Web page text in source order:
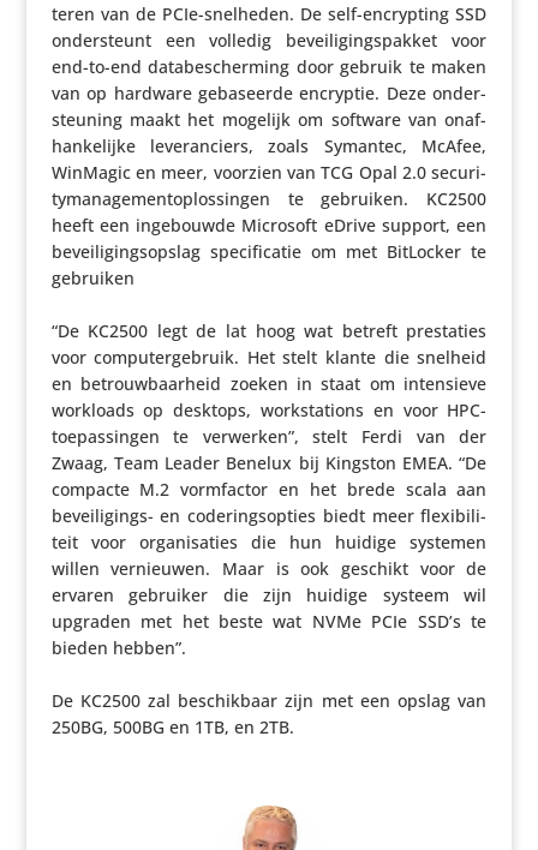
teren van de PCIe-snelheden. De self-encryp­ting SSD
onder­steunt een volledig bevei­li­gings­pakket voor
end-to-end data­be­scher­ming door gebruik te maken
van op hardware geba­seerde encryptie. Deze onder­
steu­ning maakt het mogelijk om software van onaf­
han­ke­lijke leve­ran­ciers, zoals Symantec, McAfee,
WinMagic en meer, voorzien van TCG Opal 2.0 secu­ri­
ty­ma­na­ge­ment­op­los­singen te gebruiken. KC2500
heeft een inge­bouwde Microsoft eDrive support, een
bevei­li­gings­op­slag speci­fi­catie om met BitLocker te
gebruiken
“De KC2500 legt de lat hoog wat betreft pres­ta­ties
voor compu­ter­ge­bruik. Het stelt klante die snelheid
en betrouw­baar­heid zoeken in staat om inten­sieve
workloads op desktops, work­sta­tions en voor HPC-
toepas­singen te verwerken”, stelt Ferdi van der
Zwaag, Team Leader Benelux bij Kingston EMEA. “De
compacte M.2 vorm­factor en het brede scala aan
bevei­li­gings- en code­rings­op­ties biedt meer flexi­bi­li­
teit voor orga­ni­sa­ties die hun huidige systemen
willen vernieuwen. Maar is ook geschikt voor de
ervaren gebruiker die zijn huidige systeem wil
upgraden met het beste wat NVMe PCIe SSD’s te
bieden hebben”.
De KC2500 zal beschik­baar zijn met een opslag van
250BG, 500BG en 1TB, en 2TB.